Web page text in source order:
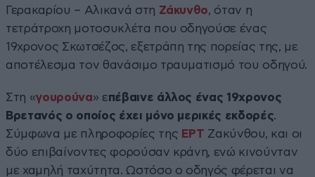
Γερακαρίου – Αλικανά στη Ζάκυνθο, όταν η
τετράτροχη μοτοσυκλέτα που οδηγούσε ένας
19χρονος Σκωτσέζος, εξετράπη της πορείας της, με
αποτέλεσμα τον θανάσιμο τραυματισμό του οδηγού.
Στη «γουρούνα» επέβαινε άλλος ένας 19χρονος
Βρετανός ο οποίος έχει μόνο μερικές εκδορές.
Σύμφωνα με πληροφορίες της ΕΡΤ Ζακύνθου, και οι
δύο επιβαίνοντες φορούσαν κράνη, ενώ κινούνταν
με χαμηλή ταχύτητα. Ωστόσο ο οδηγός φέρεται να